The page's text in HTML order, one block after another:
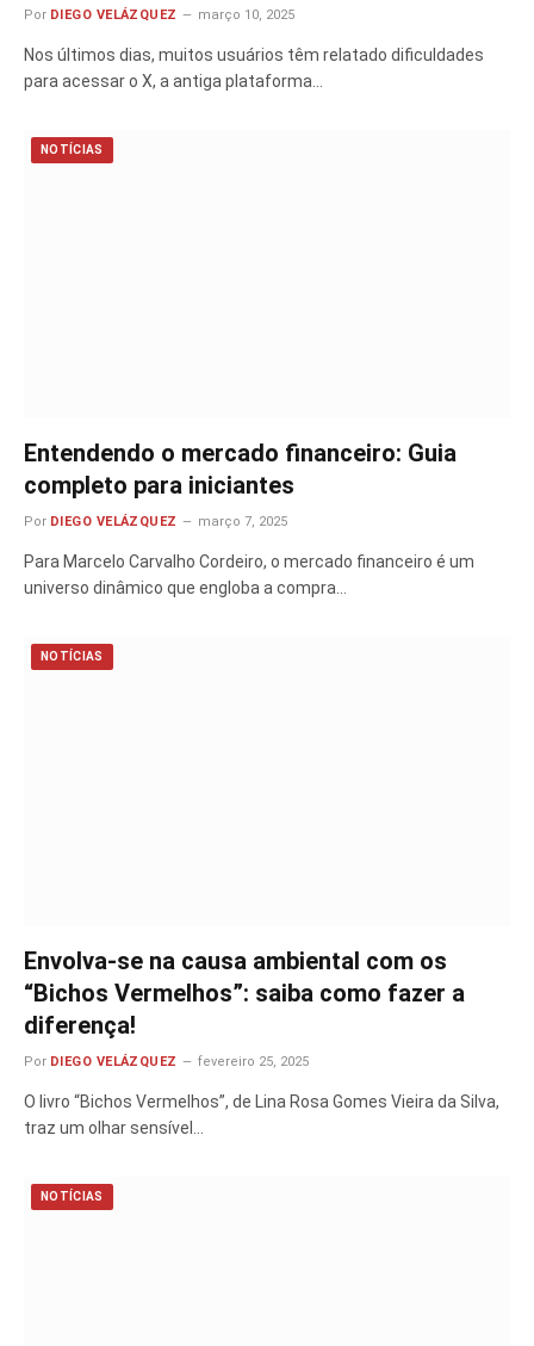
Por DIEGO VELÁZQUEZ março 10, 2025
Nos últimos dias, muitos usuários têm relatado dificuldades
para acessar o X, a antiga plataforma…
NOTÍCIAS
Entendendo o mercado financeiro: Guia
completo para iniciantes
Por DIEGO VELÁZQUEZ março 7, 2025
Para Marcelo Carvalho Cordeiro, o mercado financeiro é um
universo dinâmico que engloba a compra…
NOTÍCIAS
Envolva-se na causa ambiental com os
“Bichos Vermelhos”: saiba como fazer a
diferença!
Por DIEGO VELÁZQUEZ fevereiro 25, 2025
O livro “Bichos Vermelhos”, de Lina Rosa Gomes Vieira da Silva,
traz um olhar sensível…
NOTÍCIAS